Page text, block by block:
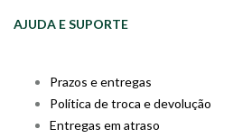
AJUDA E SUPORTE
Prazos e entregas
Política de troca e devolução
Entregas em atraso